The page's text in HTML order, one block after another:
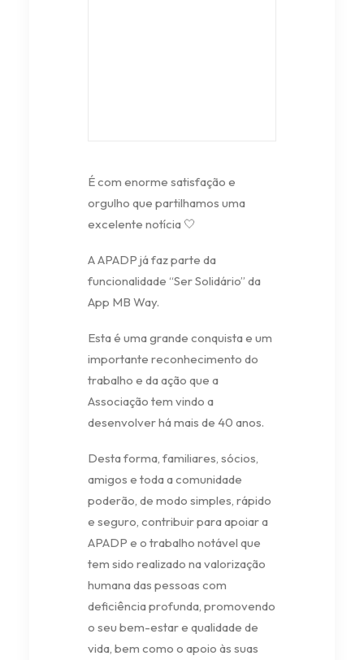
É com enorme satisfação e
orgulho que partilhamos uma
excelente notícia 🤍
A APADP já faz parte da
funcionalidade “Ser Solidário” da
App MB Way.
Esta é uma grande conquista e um
importante reconhecimento do
trabalho e da ação que a
Associação tem vindo a
desenvolver há mais de 40 anos.
Desta forma, familiares, sócios,
amigos e toda a comunidade
poderão, de modo simples, rápido
e seguro, contribuir para apoiar a
APADP e o trabalho notável que
tem sido realizado na valorização
humana das pessoas com
deficiência profunda, promovendo
o seu bem-estar e qualidade de
vida, bem como o apoio às suas